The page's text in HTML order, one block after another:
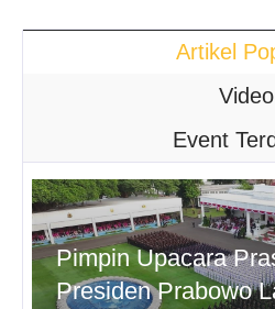
Artikel
Video
Event
Pimpin Upacara
Presiden Prabowo